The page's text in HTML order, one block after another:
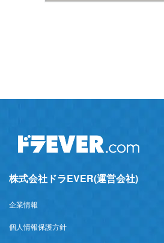
株式会社ドラEVER(運営会社)
企業情報
個人情報保護方針